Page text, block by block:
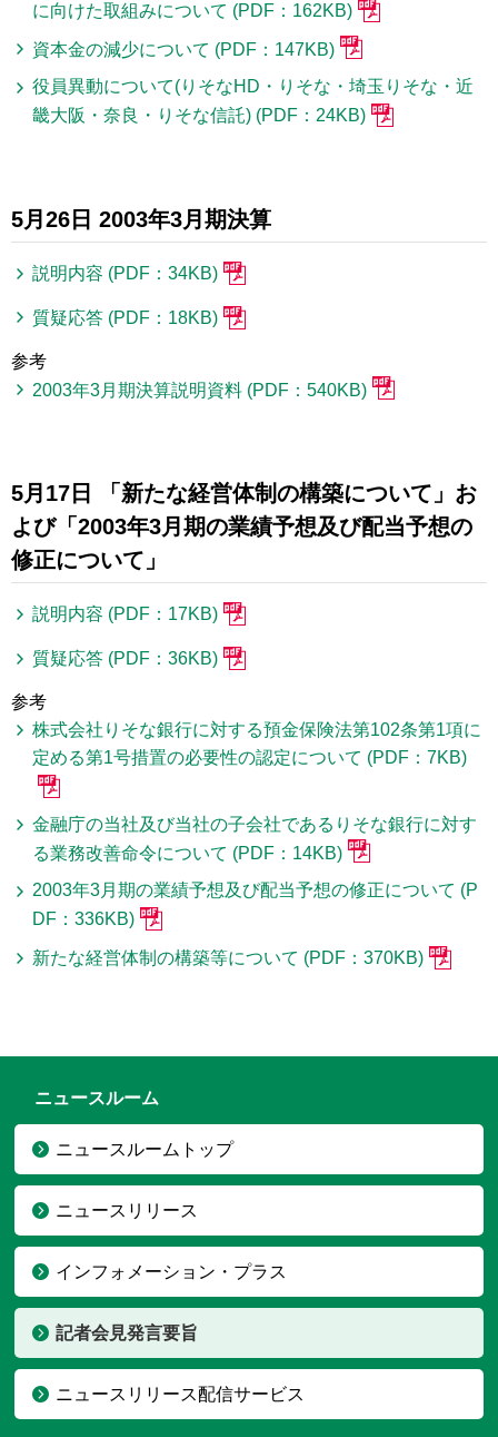
に向けた取組みについて (PDF：162KB)
資本金の減少について (PDF：147KB)
役員異動について(りそなHD・りそな・埼玉りそな・近
畿大阪・奈良・りそな信託) (PDF：24KB)
5月26日 2003年3月期決算
説明内容 (PDF：34KB)
質疑応答 (PDF：18KB)
参考
2003年3月期決算説明資料 (PDF：540KB)
5月17日 「新たな経営体制の構築について」お
よび「2003年3月期の業績予想及び配当予想の
修正について」
説明内容 (PDF：17KB)
質疑応答 (PDF：36KB)
参考
株式会社りそな銀行に対する預金保険法第102条第1項に
定める第1号措置の必要性の認定について (PDF：7KB)
金融庁の当社及び当社の子会社であるりそな銀行に対す
る業務改善命令について (PDF：14KB)
2003年3月期の業績予想及び配当予想の修正について (P
DF：336KB)
新たな経営体制の構築等について (PDF：370KB)
ニュースルーム
ニュースルームトップ
ニュースリリース
インフォメーション・プラス
記者会見発言要旨
ニュースリリース配信サービス